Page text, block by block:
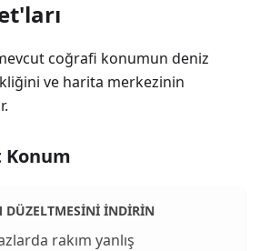
coğrafi konumun deniz
ve harita merkezinin
Konum
DÜZELTMESINI INDIRIN
rakım yanlış